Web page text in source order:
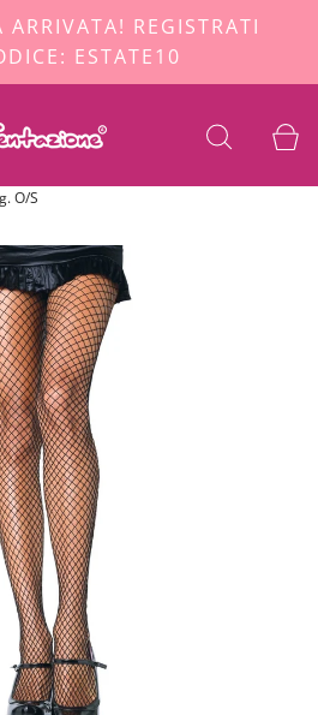
ARRIVATA! REGISTRATI
ESTATE10
O/S